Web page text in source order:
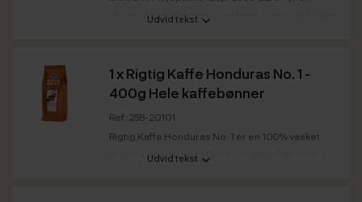
plejepakke til Siemens maskiner, som indeholder
Udvid tekst
1 xRigtig Kaffe Honduras No. 1 -
400g Hele kaffebønner
Ref: 25B-20101
Rigtig Kaffe Honduras No. 1 er en 100% vasket
arabica bestående af nøje udvalgte bønner fra...
Udvid tekst